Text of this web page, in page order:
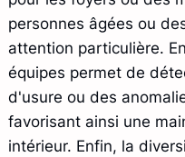
personnes âgées ou
attention particulière.
équipes permet de
d'usure ou des
favorisant ainsi une
intérieur. Enfin, la